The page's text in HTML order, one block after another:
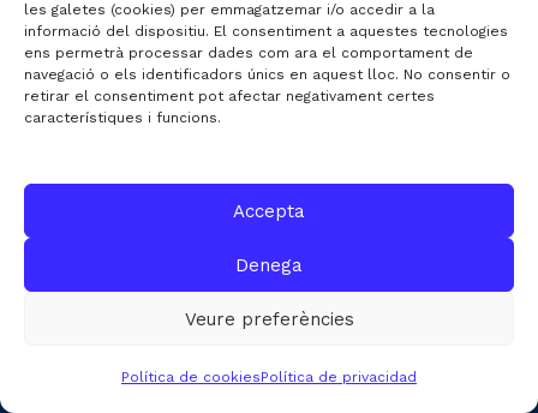
les galetes (cookies) per emmagatzemar i/o accedir a la
informació del dispositiu. El consentiment a aquestes tecnologies
ens permetrà processar dades com ara el comportament de
navegació o els identificadors únics en aquest lloc. No consentir o
retirar el consentiment pot afectar negativament certes
característiques i funcions.
Accepta
Denega
Veure preferències
Política de cookiesPolítica de privacidad
LEGAL
Canal Denúncies
Aviso legal
DESTACATS
Quiénes somos
Datos de mercado